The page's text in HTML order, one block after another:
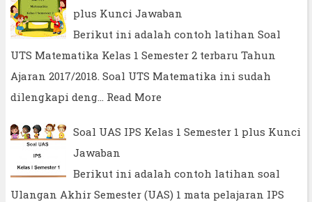
plus Kunci Jawaban
Berikut ini adalah contoh latihan Soal
UTS Matematika Kelas 1 Semester 2 terbaru Tahun
Ajaran 2017/2018. Soal UTS Matematika ini sudah
dilengkapi deng… Read More
Soal UAS IPS Kelas 1 Semester 1 plus Kunci
Jawaban
Berikut ini adalah contoh latihan soal
Ulangan Akhir Semester (UAS) 1 mata pelajaran IPS